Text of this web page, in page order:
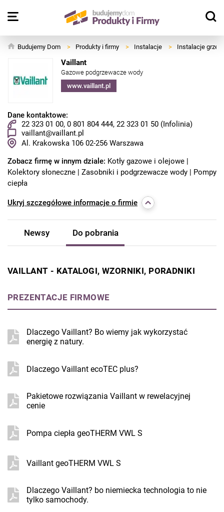
Budujemy Dom > Produkty i firmy > Instalacje > Instalacje
Vaillant
Gazowe podgrzewacze wody
www.vaillant.pl
Dane kontaktowe:
22 323 01 00, 0 801 804 444, 22 323 01 50 (Infolinia)
vaillant@vaillant.pl
Al. Krakowska 106 02-256 Warszawa
Zobacz firmę w innym dziale: Kotły gazowe i olejowe
Kolektory słoneczne
Zasobniki i podgrzewacze wody
Pompy
ciepła
Ukryj szczegółowe informacje o firmie
Newsy Do pobrania
VAILLANT - KATALOGI, WZORNIKI, PORADNIKI
PREZENTACJE FIRMOWE
Dlaczego Vaillant? Bo wiemy jak wykorzystać
energię z natury.
Dlaczego Vaillant ecoTEC plus?
Pakietowe rozwiązania Vaillant w rewelacyjnej
cenie
Pompa ciepła geoTHERM VWL S
Vaillant geoTHERM VWL S
Dlaczego Vaillant? bo niemiecka technologia to nie
tylko samochody.